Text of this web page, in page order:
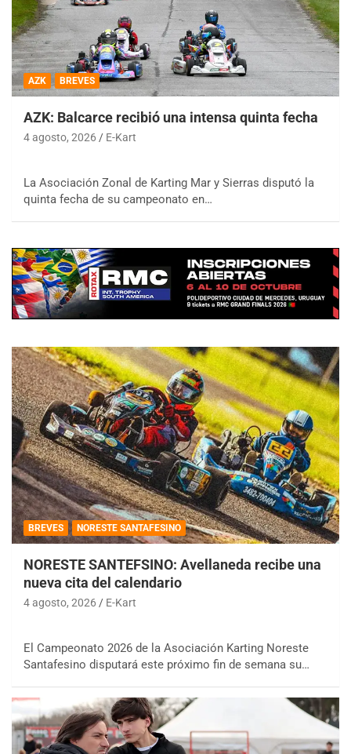
AZK BREVES
AZK: Balcarce recibió una intensa quinta fecha
4 agosto, 2026 E-Kart
La Asociación Zonal de Karting Mar y Sierras disputó la
quinta fecha de su campeonato en…
BREVES NORESTE SANTAFESINO
NORESTE SANTEFSINO: Avellaneda recibe una
nueva cita del calendario
4 agosto, 2026 E-Kart
El Campeonato 2026 de la Asociación Karting Noreste
Santafesino disputará este próximo fin de semana su…